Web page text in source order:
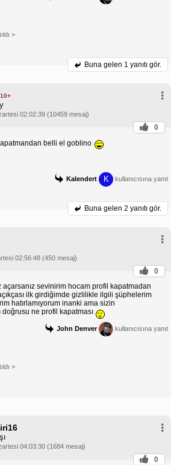
>
Buna gelen 1 yanıtı gör.
10+
02:02:39 (10459 mesaj)
0
belli el goblino
Kalendert K kullanıcısına yanıt
Buna gelen 2 yanıtı gör.
02:56:48 (450 mesaj)
0
sevinirim hocam profil kapatmadan
ilk girdiğimde gizlilikle ilgili şüphelerim
hatırlamıyorum inanki ama sizin
ne profil kapatması
John Denver kullanıcısına yanıt
>
04:03:30 (1684 mesaj)
0